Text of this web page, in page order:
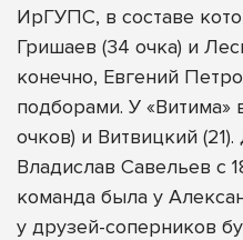
ИрГУПС, в составе
Гришаев (34 очка) и
конечно, Евгений
подборами. У «Витима»
очков) и Витвицкий
Владислав Савельев с
команда была у
у друзей-соперников